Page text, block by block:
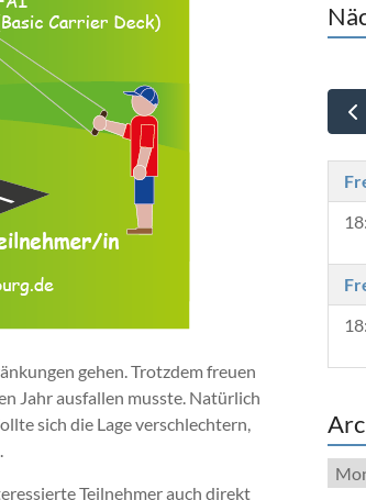
gehen. Trotzdem freuen
Jahr ausfallen musste. Natürlich
sich die Lage verschlechtern,
Teilnehmer auch direkt